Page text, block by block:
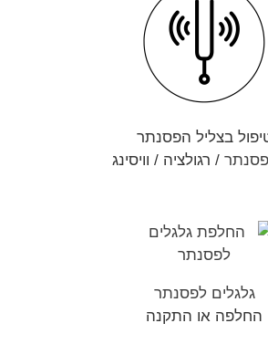
בצליל הפסנתר
פסנתר / רגולציה / וויסינג
גלגלים לפסנתר
החלפה או התקנה